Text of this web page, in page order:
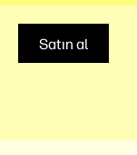
Satın al